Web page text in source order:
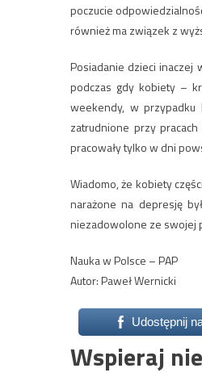
poczucie
również ma związek z
Posiadanie dzieci inaczej
podczas gdy kobiety –
weekendy, w
zatrudnione przy
pracowały tylko w dni
Wiadomo, że kobiety
narażone na depresję
niezadowolone ze swojej
Nauka w Polsce – PAP
Autor: Paweł Wernicki
Udostępnij
Wspieraj